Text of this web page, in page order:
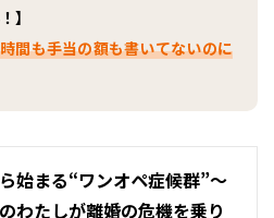
】
間も手当の額も書いてないのに
ら始まる“ワンオペ症候群”～
わたしが離婚の危機を乗り